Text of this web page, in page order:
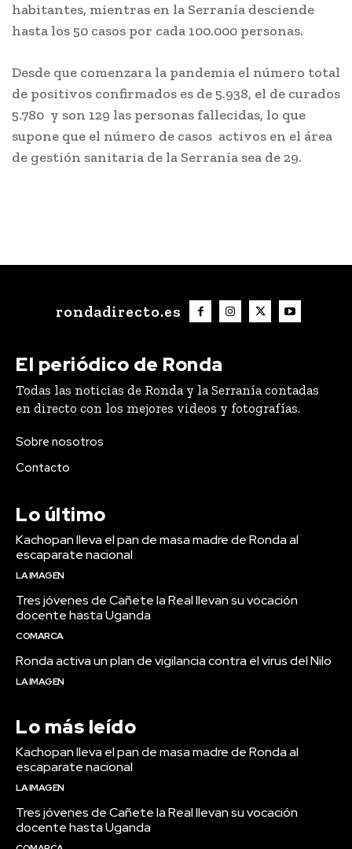
habitantes, mientras en la Serranía desciende
hasta los 50 casos por cada 100.000 personas.
Desde que comenzara la pandemia el número total
de positivos confirmados es de 5.938, el de curados
5.780 y son 129 las personas fallecidas, lo que
supone que el número de casos activos en el área
de gestión sanitaria de la Serranía sea de 29.
rondadirecto.es
El periódico de Ronda
Todas las noticias de Ronda y la Serranía contadas
en directo con los mejores videos y fotografías.
Sobre nosotros
Contacto
Lo último
Kachopan lleva el pan de masa madre de Ronda al
escaparate nacional
LA IMAGEN
Tres jóvenes de Cañete la Real llevan su vocación
docente hasta Uganda
COMARCA
Ronda activa un plan de vigilancia contra el virus del Nilo
LA IMAGEN
Lo más leído
Kachopan lleva el pan de masa madre de Ronda al
escaparate nacional
LA IMAGEN
Tres jóvenes de Cañete la Real llevan su vocación
docente hasta Uganda